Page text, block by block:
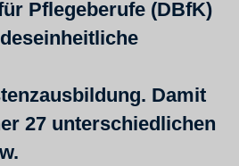
Pflegeberufe (DBfK)
Damit
27 unterschiedlichen